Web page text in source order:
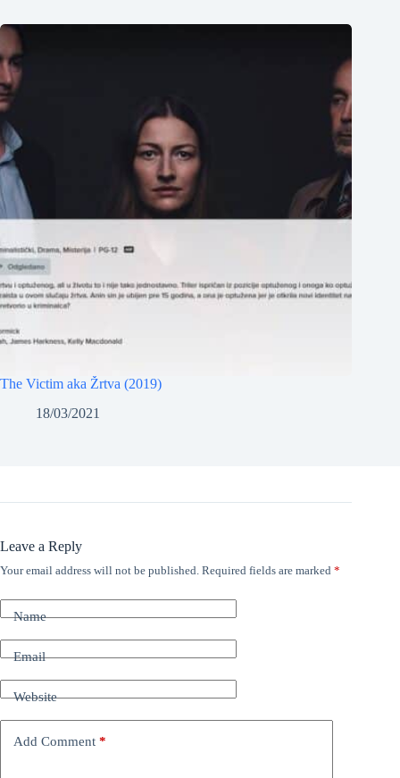
The Victim aka Žrtva (2019)
18/03/2021
Leave a Reply
Your email address will not be published. Required fields are marked *
Name
Email
Website
Add Comment *